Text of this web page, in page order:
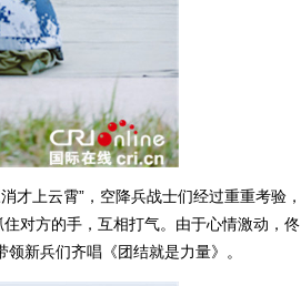
才上云霄”，空降兵战士们经过重重考验，
对方的手，互相打气。由于心情激动，佟
新兵们齐唱《团结就是力量》。